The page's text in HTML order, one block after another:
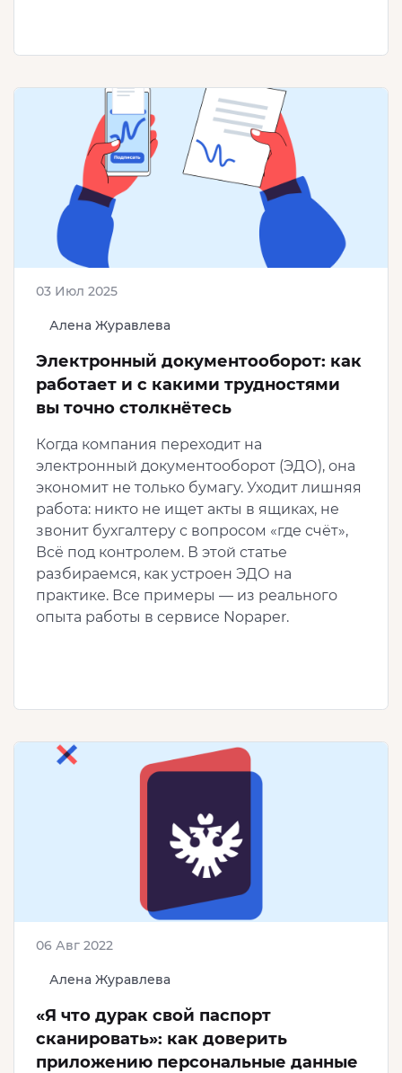
Алена Журавлева
03 Июл 2025
Электронный документооборот: как
работает и с какими трудностями
вы точно столкнётесь
Когда компания переходит на
электронный документооборот (ЭДО), она
экономит не только бумагу. Уходит лишняя
работа: никто не ищет акты в ящиках, не
звонит бухгалтеру с вопросом «где счёт»,
Всё под контролем. В этой статье
разбираемся, как устроен ЭДО на
практике. Все примеры — из реального
опыта работы в сервисе Nopaper.
Алена Журавлева
06 Авг 2022
«Я что дурак свой паспорт
сканировать»: как доверить
приложению персональные данные